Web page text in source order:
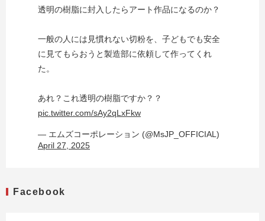
透明の樹脂に封入したらアート作品になるのか？
一般の人には見慣れない切粉を、子どもでも安全
に見てもらおうと製造部に依頼して作ってくれ
た。
あれ？これ透明の樹脂ですか？？
pic.twitter.com/sAy2qLxFkw
— エムズコーポレーション (@MsJP_OFFICIAL)
April 27, 2025
Facebook